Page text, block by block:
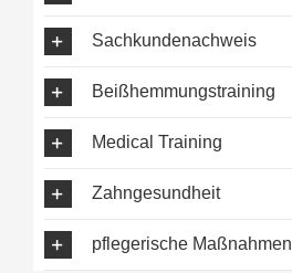
Sachkundenachweis
Beißhemmungstraining
Medical Training
Zahngesundheit
pflegerische Maßnahmen